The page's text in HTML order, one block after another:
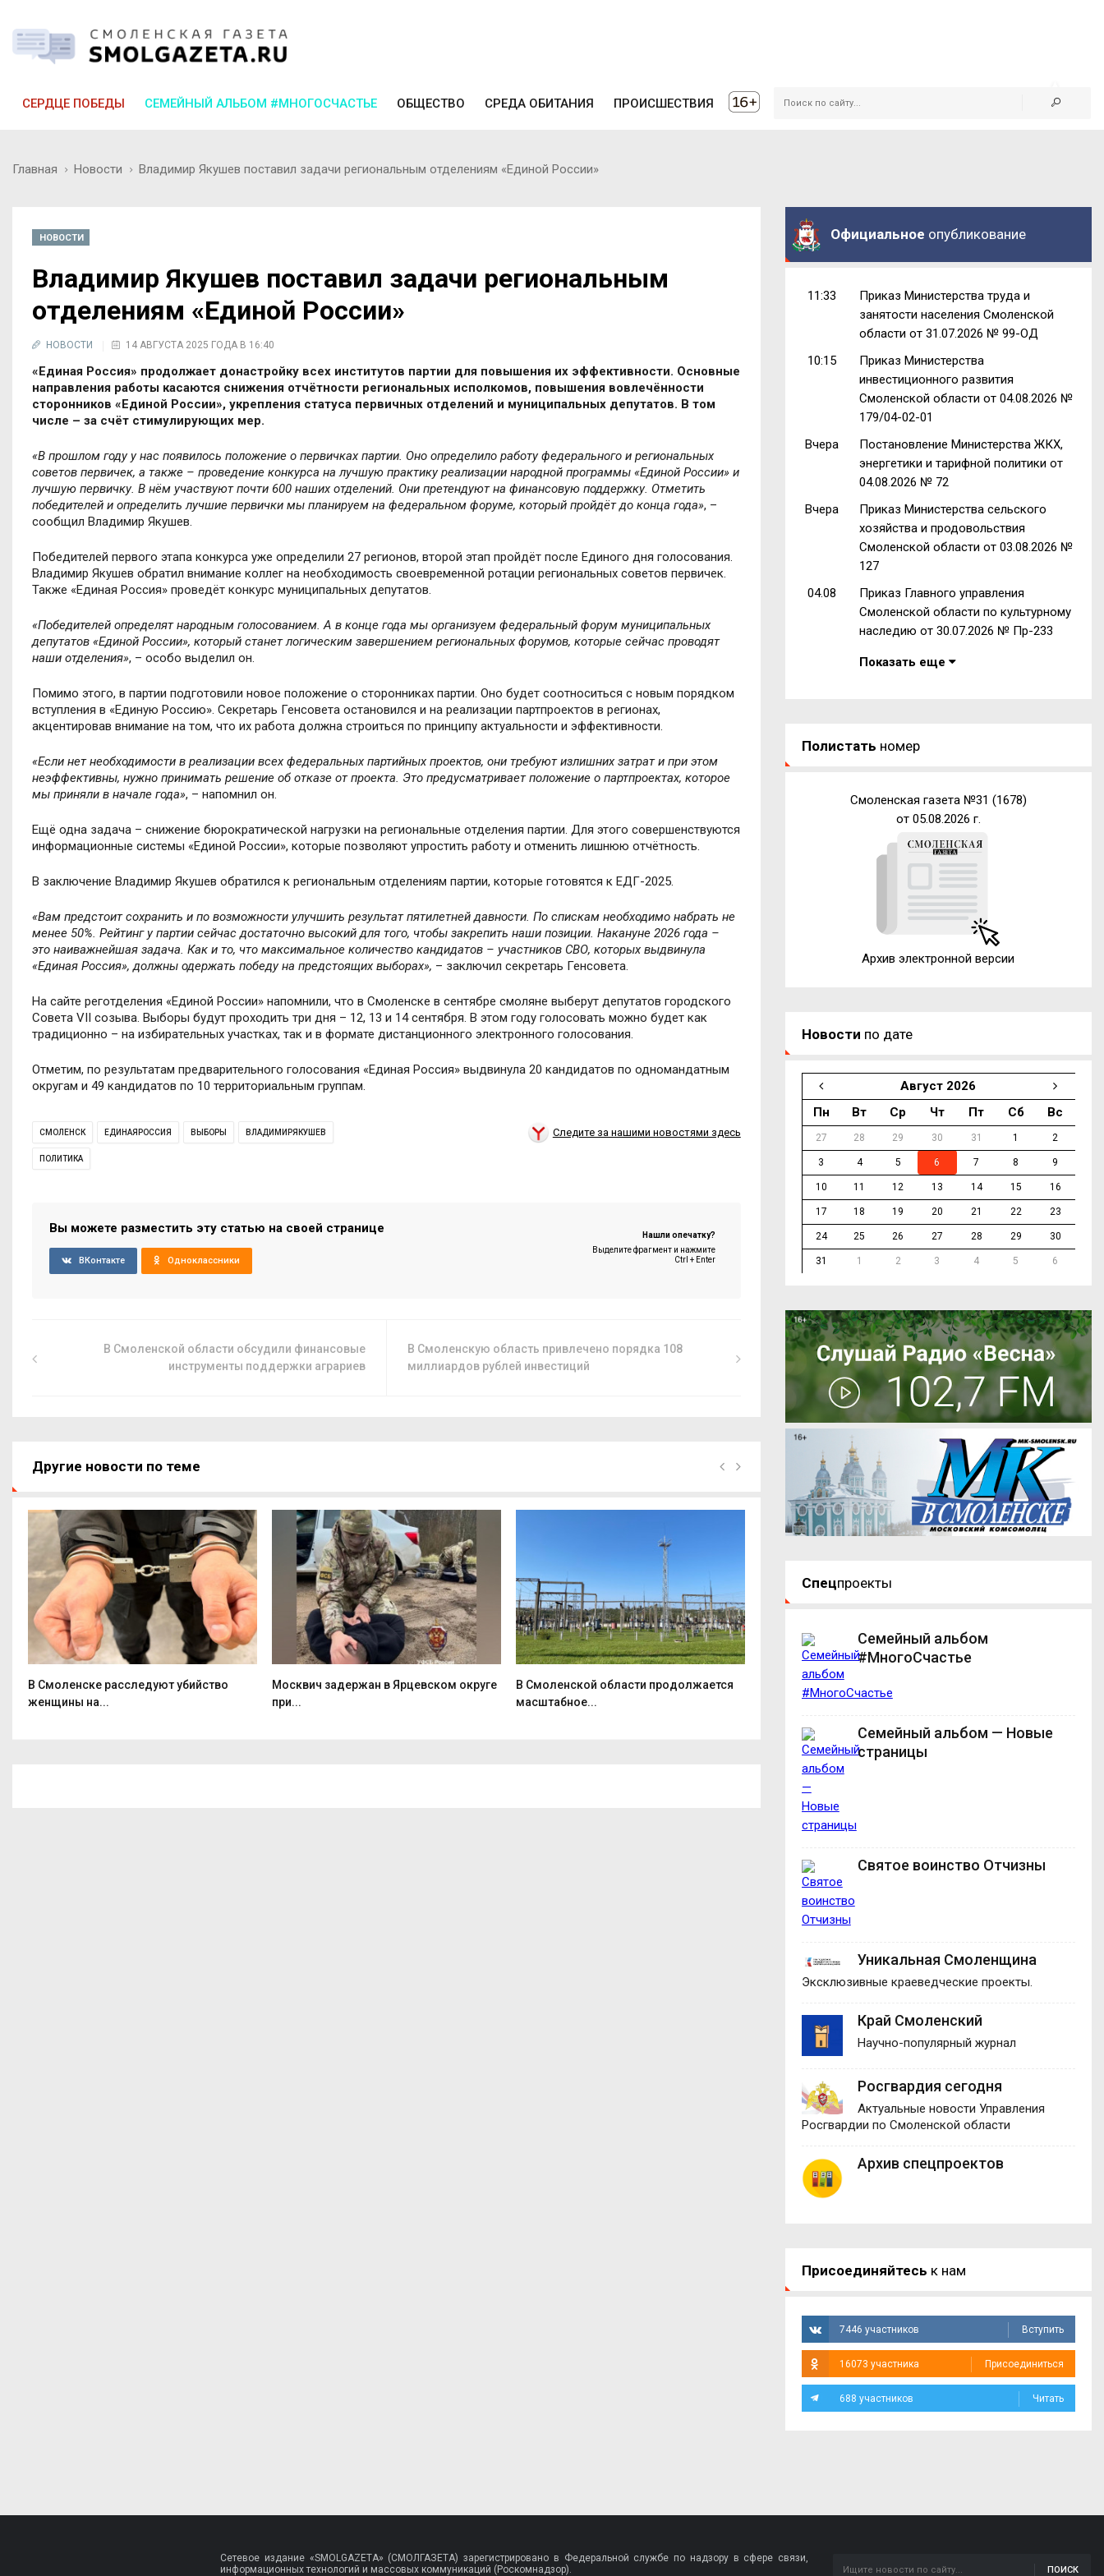
СЕРДЦЕ ПОБЕДЫ СЕМЕЙНЫЙ АЛЬБОМ #МНОГОСЧАСТЬЕ ОБЩЕСТВО СРЕДА ОБИТАНИЯ ПРОИСШЕСТВИЯ
Главная Новости Владимир Якушев поставил задачи региональным отделениям «Единой России»
НОВОСТИ
Владимир Якушев поставил задачи региональным
отделениям «Единой России»
НОВОСТИ 14 АВГУСТА 2025 ГОДА В 16:40
«Единая Россия» продолжает донастройку всех институтов партии для повышения их эффективности. Основные
направления работы касаются снижения отчётности региональных исполкомов, повышения вовлечённости
сторонников «Единой России», укрепления статуса первичных отделений и муниципальных депутатов. В том
числе – за счёт стимулирующих мер.
«В прошлом году у нас появилось положение о первичках партии. Оно определило работу федерального и региональных
советов первичек, а также – проведение конкурса на лучшую практику реализации народной программы «Единой России» и
лучшую первичку. В нём участвуют почти 600 наших отделений. Они претендуют на финансовую поддержку. Отметить
победителей и определить лучшие первички мы планируем на федеральном форуме, который пройдёт до конца года», –
сообщил Владимир Якушев.
Победителей первого этапа конкурса уже определили 27 регионов, второй этап пройдёт после Единого дня голосования.
Владимир Якушев обратил внимание коллег на необходимость своевременной ротации региональных советов первичек.
Также «Единая Россия» проведёт конкурс муниципальных депутатов.
«Победителей определят народным голосованием. А в конце года мы организуем федеральный форум муниципальных
депутатов «Единой России», который станет логическим завершением региональных форумов, которые сейчас проводят
наши отделения», – особо выделил он.
Помимо этого, в партии подготовили новое положение о сторонниках партии. Оно будет соотноситься с новым порядком
вступления в «Единую Россию». Секретарь Генсовета остановился и на реализации партпроектов в регионах,
акцентировав внимание на том, что их работа должна строиться по принципу актуальности и эффективности.
«Если нет необходимости в реализации всех федеральных партийных проектов, они требуют излишних затрат и при этом
неэффективны, нужно принимать решение об отказе от проекта. Это предусматривает положение о партпроектах, которое
мы приняли в начале года», – напомнил он.
Ещё одна задача – снижение бюрократической нагрузки на региональные отделения партии. Для этого совершенствуются
информационные системы «Единой России», которые позволяют упростить работу и отменить лишнюю отчётность.
В заключение Владимир Якушев обратился к региональным отделениям партии, которые готовятся к ЕДГ-2025.
«Вам предстоит сохранить и по возможности улучшить результат пятилетней давности. По спискам необходимо набрать не
менее 50%. Рейтинг у партии сейчас достаточно высокий для того, чтобы закрепить наши позиции. Накануне 2026 года –
это наиважнейшая задача. Как и то, что максимальное количество кандидатов – участников СВО, которых выдвинула
«Единая Россия», должны одержать победу на предстоящих выборах», – заключил секретарь Генсовета.
На сайте реготделения «Единой России» напомнили, что в Смоленске в сентябре смоляне выберут депутатов городского
Совета VII созыва. Выборы будут проходить три дня – 12, 13 и 14 сентября. В этом году голосовать можно будет как
традиционно – на избирательных участках, так и в формате дистанционного электронного голосования.
Отметим, по результатам предварительного голосования «Единая Россия» выдвинула 20 кандидатов по одномандатным
округам и 49 кандидатов по 10 территориальным группам.
СМОЛЕНСК ЕДИНАЯРОССИЯ ВЫБОРЫ ВЛАДИМИРЯКУШЕВ
ПОЛИТИКА
Следите за нашими новостями здесь
Вы можете разместить эту статью на своей странице
ВКонтакте Одноклассники
Нашли опечатку?
Выделите фрагмент и нажмите
Ctrl + Enter
В Смоленской области обсудили финансовые
инструменты поддержки аграриев
В Смоленскую область привлечено порядка 108
миллиардов рублей инвестиций
Другие новости по теме
В Смоленске расследуют убийство
женщины на...
Москвич задержан в Ярцевском округе
при...
В Смоленской области продолжается
масштабное...
уборочной...
Официальное опубликование
11:33
Приказ Министерства труда и
занятости населения Смоленской
области от 31.07.2026 № 99-ОД
10:15
Приказ Министерства
инвестиционного развития
Смоленской области от 04.08.2026 №
179/04-02-01
Вчера
Постановление Министерства ЖКХ,
энергетики и тарифной политики от
04.08.2026 № 72
Вчера
Приказ Министерства сельского
хозяйства и продовольствия
Смоленской области от 03.08.2026 №
127
04.08
Приказ Главного управления
Смоленской области по культурному
наследию от 30.07.2026 № Пр-233
Показать еще
Полистать номер
Смоленская газета №31 (1678)
от 05.08.2026 г.
Архив электронной версии
Новости по дате
Август 2026
Пн
Вт Ср Чт Пт Сб Вс
27 28 29 30 31 1 2
3 4 5 6 7 8 9
10 11 12 13 14 15 16
17 18 19 20 21 22 23
24 25 26 27 28 29 30
31 1 2 3 4 5 6
Спецпроекты
Семейный альбом
#МногоСчастье
Семейный альбом — Новые
страницы
Святое воинство Отчизны
Уникальная Смоленщина
Эксклюзивные краеведческие проекты.
Край Смоленский
Научно-популярный журнал
Росгвардия сегодня
Актуальные новости Управления
Росгвардии по Смоленской области
Архив спецпроектов
Присоединяйтесь к нам
7446 участников Вступить
16073 участника Присоединиться
688 участников Читать
Сетевое издание «SMOLGAZETA» (СМОЛГАЗЕТА) зарегистрировано в Федеральной службе по надзору в сфере связи,
информационных технологий и массовых коммуникаций (Роскомнадзор).
ПОИСК